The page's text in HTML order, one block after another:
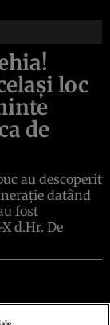
loc
de
au descoperit
datând
fost
d.Hr. De